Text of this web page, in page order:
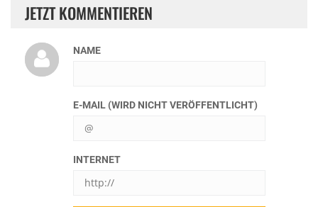
JETZT KOMMENTIEREN
NAME
E-MAIL (WIRD NICHT VERÖFFENTLICHT)
INTERNET